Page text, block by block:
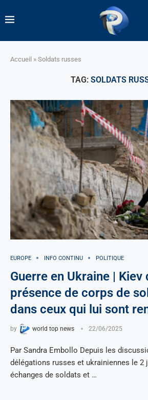
Accueil » Soldats russes
TAG: SOLDATS
EUROPE INFO CONTINU POLITIQUE
Guerre en Ukraine | Kiev
présence de corps de
dans ceux qui lui sont
by world top news 22/06/2025
Par Sandra Embollo Depuis les
délégations russes et ukrainiennes le 2
échanges de soldats et …